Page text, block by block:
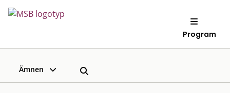
Program
Ämnen